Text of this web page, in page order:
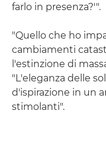
farlo in presenza?'".
"Quello che ho
cambiamenti
l'estinzione di
"L'eleganza delle
d'ispirazione in un
stimolanti".